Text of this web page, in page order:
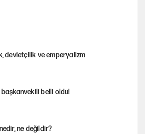
devletçilik ve emperyalizm
belli oldu!
ne değildir?